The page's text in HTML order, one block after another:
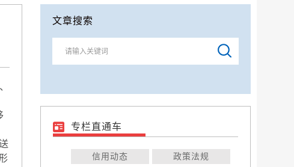
文章搜索
专栏直通车
信用动态 政策法规